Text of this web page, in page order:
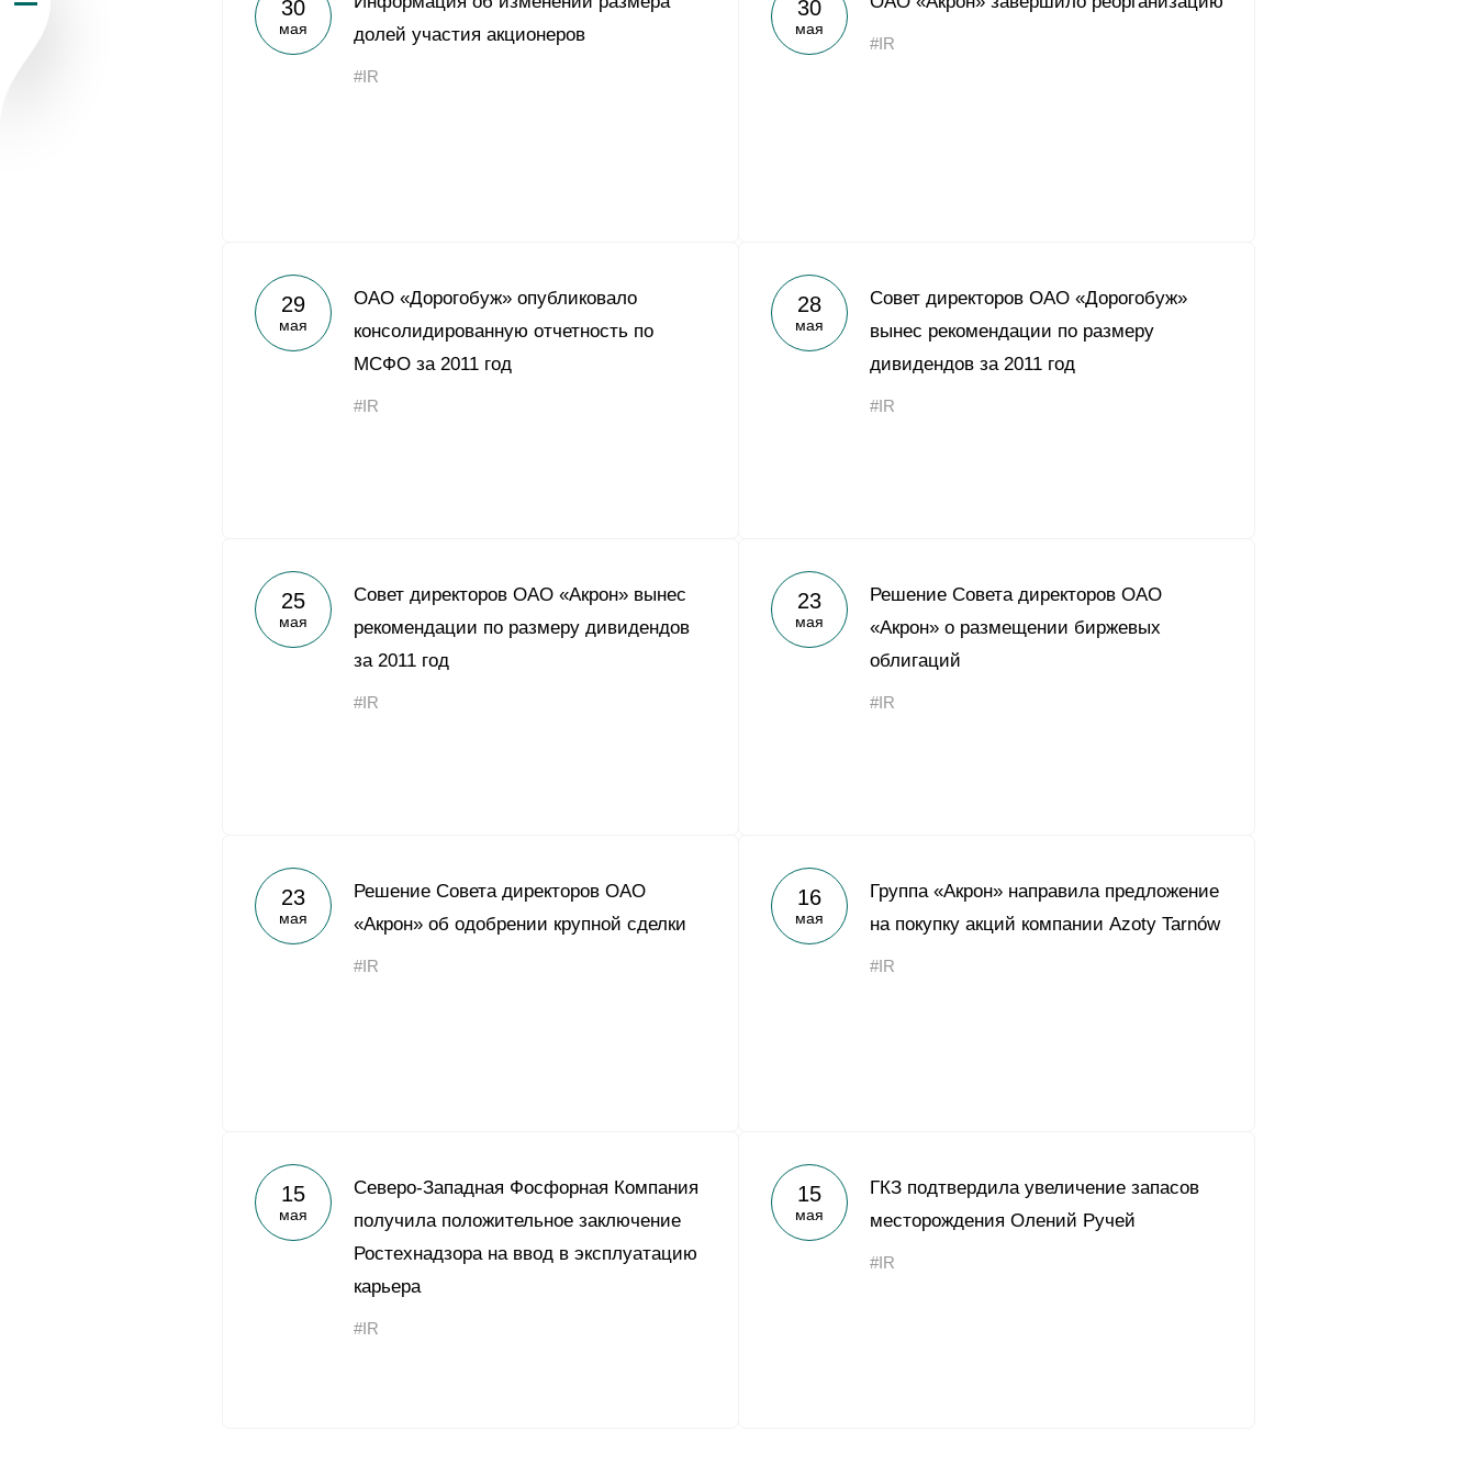
Yong Sheng Feng
Acron Argentina S.R.L
Пресс-центр
30
мая
долей участия акционеров
#IR
30
мая
#IR
29
мая
ОАО «Дорогобуж» опубликовало
консолидированную отчетность по
МСФО за 2011 год
#IR
28
мая
Совет директоров ОАО «Дорогобуж»
вынес рекомендации по размеру
дивидендов за 2011 год
#IR
25
мая
Совет директоров ОАО «Акрон» вынес
рекомендации по размеру дивидендов
за 2011 год
#IR
23
мая
Решение Совета директоров ОАО
«Акрон» о размещении биржевых
облигаций
#IR
23
мая
Решение Совета директоров ОАО
«Акрон» об одобрении крупной сделки
#IR
16
мая
Группа «Акрон» направила предложение
на покупку акций компании Azoty Tarnów
#IR
15
мая
Северо-Западная Фосфорная Компания
получила положительное заключение
Ростехнадзора на ввод в эксплуатацию
карьера
#IR
15
мая
ГКЗ подтвердила увеличение запасов
месторождения Олений Ручей
#IR